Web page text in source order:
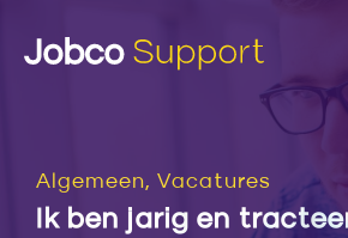
Algemeen, Vacatures
Ik ben jarig en